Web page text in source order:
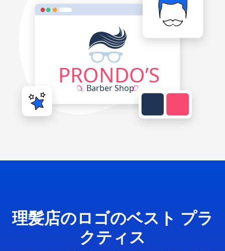
理髪店のロゴのベスト プラ
クティス